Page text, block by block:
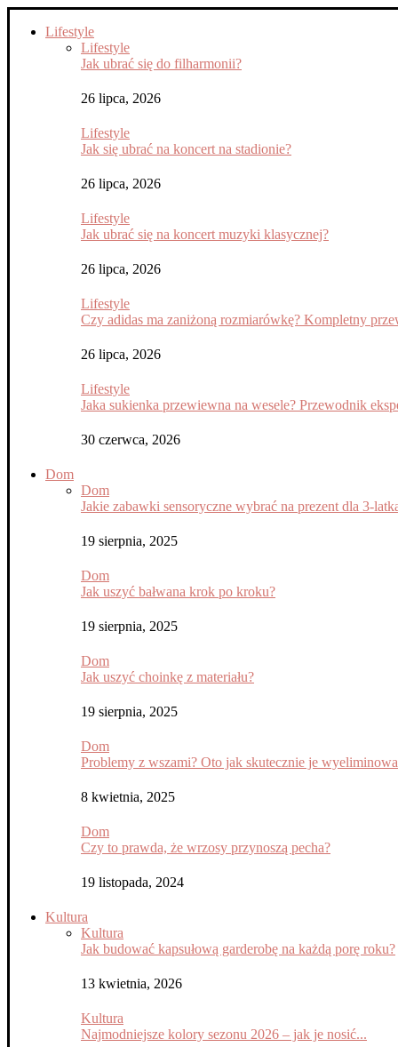
Lifestyle
Lifestyle
Jak ubrać się do filharmonii?
26 lipca, 2026
Lifestyle
Jak się ubrać na koncert na stadionie?
26 lipca, 2026
Lifestyle
Jak ubrać się na koncert muzyki klasycznej?
26 lipca, 2026
Lifestyle
Czy adidas ma zaniżoną rozmiarówkę? Kompletny
26 lipca, 2026
Lifestyle
Jaka sukienka przewiewna na wesele? Przewodnik
30 czerwca, 2026
Dom
Dom
Jakie zabawki sensoryczne wybrać na prezent dla 3-
19 sierpnia, 2025
Dom
Jak uszyć bałwana krok po kroku?
19 sierpnia, 2025
Dom
Jak uszyć choinkę z materiału?
19 sierpnia, 2025
Dom
Problemy z wszami? Oto jak skutecznie je
8 kwietnia, 2025
Dom
Czy to prawda, że wrzosy przynoszą pecha?
19 listopada, 2024
Kultura
Kultura
Jak budować kapsułową garderobę na każdą porę roku?
13 kwietnia, 2026
Kultura
Najmodniejsze kolory sezonu 2026 – jak je nosić...